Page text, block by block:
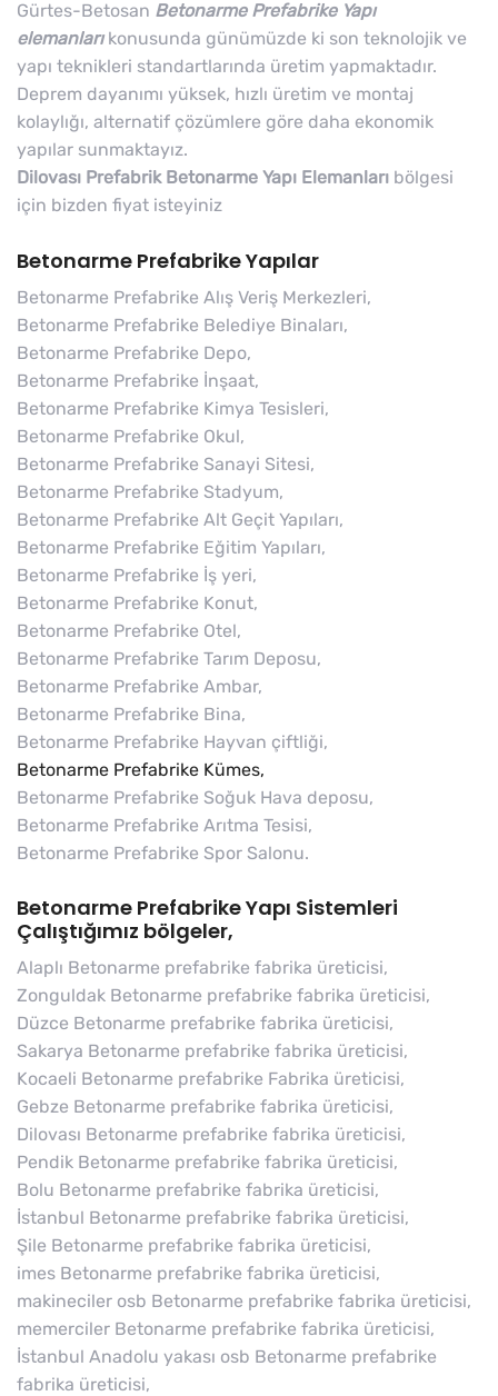
Gürtes-Betosan Betonarme Prefabrike Yapı
elemanlarıkonusunda günümüzde ki son teknolojik ve
yapı teknikleri standartlarında üretim yapmaktadır.
Deprem dayanımı yüksek, hızlı üretim ve montaj
kolaylığı, alternatif çözümlere göre daha ekonomik
yapılar sunmaktayız.
Dilovası Prefabrik Betonarme Yapı Elemanları bölgesi
için bizden fiyat isteyiniz
Betonarme Prefabrike Yapılar
Betonarme Prefabrike Alış Veriş Merkezleri,
Betonarme Prefabrike Belediye Binaları,
Betonarme Prefabrike Depo,
Betonarme Prefabrike İnşaat,
Betonarme Prefabrike Kimya Tesisleri,
Betonarme Prefabrike Okul,
Betonarme Prefabrike Sanayi Sitesi,
Betonarme Prefabrike Stadyum,
Betonarme Prefabrike Alt Geçit Yapıları,
Betonarme Prefabrike Eğitim Yapıları,
Betonarme Prefabrike İş yeri,
Betonarme Prefabrike Konut,
Betonarme Prefabrike Otel,
Betonarme Prefabrike Tarım Deposu,
Betonarme Prefabrike Ambar,
Betonarme Prefabrike Bina,
Betonarme Prefabrike Hayvan çiftliği,
Betonarme Prefabrike Kümes,
Betonarme Prefabrike Soğuk Hava deposu,
Betonarme Prefabrike Arıtma Tesisi,
Betonarme Prefabrike Spor Salonu.
Betonarme Prefabrike Yapı Sistemleri
Çalıştığımız bölgeler,
Alaplı Betonarme prefabrike fabrika üreticisi,
Zonguldak Betonarme prefabrike fabrika üreticisi,
Düzce Betonarme prefabrike fabrika üreticisi,
Sakarya Betonarme prefabrike fabrika üreticisi,
Kocaeli Betonarme prefabrike Fabrika üreticisi,
Gebze Betonarme prefabrike fabrika üreticisi,
Dilovası Betonarme prefabrike fabrika üreticisi,
Pendik Betonarme prefabrike fabrika üreticisi,
Bolu Betonarme prefabrike fabrika üreticisi,
İstanbul Betonarme prefabrike fabrika üreticisi,
Şile Betonarme prefabrike fabrika üreticisi,
imes Betonarme prefabrike fabrika üreticisi,
makineciler osb Betonarme prefabrike fabrika üreticisi,
memerciler Betonarme prefabrike fabrika üreticisi,
İstanbul Anadolu yakası osb Betonarme prefabrike
fabrika üreticisi,